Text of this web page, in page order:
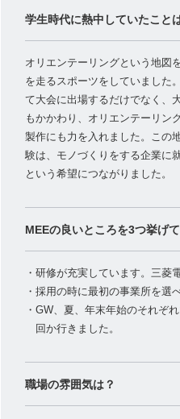
学生時代に熱中していたこと
オリエンテーリングという地図
を走るスポーツをしていました
て大会に出場するだけでなく、
もかかわり、オリエンテーリン
製作にも力を入れました。この
験は、モノづくりをする企業に
という希望につながりました。
MEEの良いところを3つ挙げて
・研修が充実しています。三菱
・採用の時に最初の事業所を選
・GW、夏、年末年始のそれぞ
回か行きました。
職場の雰囲気は？